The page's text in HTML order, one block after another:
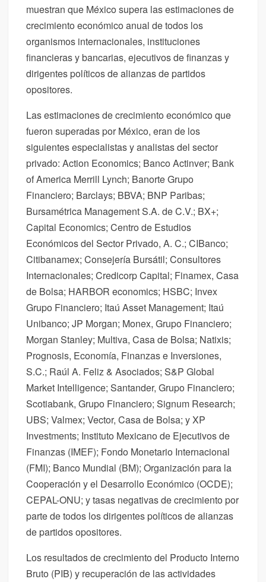
muestran que México supera las estimaciones de
crecimiento económico anual de todos los
organismos internacionales, instituciones
financieras y bancarias, ejecutivos de finanzas y
dirigentes políticos de alianzas de partidos
opositores.
Las estimaciones de crecimiento económico que
fueron superadas por México, eran de los
siguientes especialistas y analistas del sector
privado: Action Economics; Banco Actinver; Bank
of America Merrill Lynch; Banorte Grupo
Financiero; Barclays; BBVA; BNP Paribas;
Bursamétrica Management S.A. de C.V.; BX+;
Capital Economics; Centro de Estudios
Económicos del Sector Privado, A. C.; CIBanco;
Citibanamex; Consejería Bursátil; Consultores
Internacionales; Credicorp Capital; Finamex, Casa
de Bolsa; HARBOR economics; HSBC; Invex
Grupo Financiero; Itaú Asset Management; Itaú
Unibanco; JP Morgan; Monex, Grupo Financiero;
Morgan Stanley; Multiva, Casa de Bolsa; Natixis;
Prognosis, Economía, Finanzas e Inversiones,
S.C.; Raúl A. Feliz & Asociados; S&P Global
Market Intelligence; Santander, Grupo Financiero;
Scotiabank, Grupo Financiero; Signum Research;
UBS; Valmex; Vector, Casa de Bolsa; y XP
Investments; Instituto Mexicano de Ejecutivos de
Finanzas (IMEF); Fondo Monetario Internacional
(FMI); Banco Mundial (BM); Organización para la
Cooperación y el Desarrollo Económico (OCDE);
CEPAL-ONU; y tasas negativas de crecimiento por
parte de todos los dirigentes políticos de alianzas
de partidos opositores.
Los resultados de crecimiento del Producto Interno
Bruto (PIB) y recuperación de las actividades